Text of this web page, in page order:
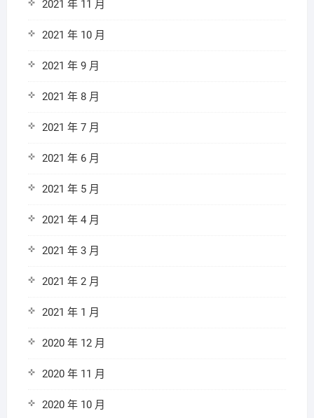
2021 年 11 月
2021 年 10 月
2021 年 9 月
2021 年 8 月
2021 年 7 月
2021 年 6 月
2021 年 5 月
2021 年 4 月
2021 年 3 月
2021 年 2 月
2021 年 1 月
2020 年 12 月
2020 年 11 月
2020 年 10 月